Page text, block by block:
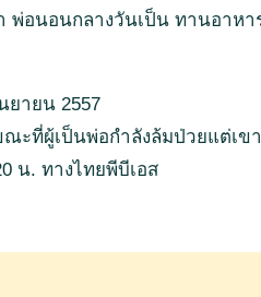
พ่อนอนกลางวันเป็น ทานอาห
ยายน 2557
ะที่ผู้เป็นพ่อกำลังล้มป่วยแต่เข
น. ทางไทยพีบีเอส